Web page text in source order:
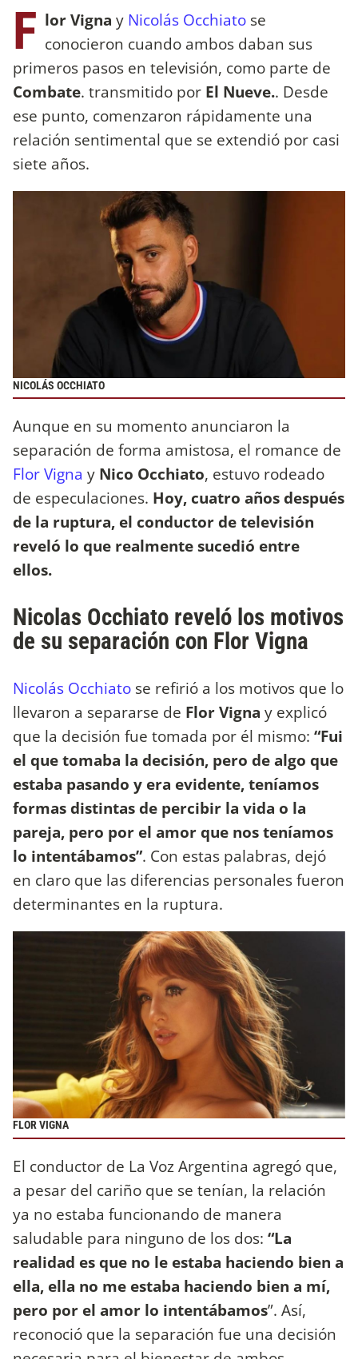
F lor Vigna y Nicolás Occhiato se
conocieron cuando ambos daban sus
primeros pasos en televisión, como parte de
Combate. transmitido por El Nueve.. Desde
ese punto, comenzaron rápidamente una
relación sentimental que se extendió por casi
siete años.
NICOLÁS OCCHIATO
Aunque en su momento anunciaron la
separación de forma amistosa, el romance de
Flor Vigna y Nico Occhiato, estuvo rodeado
de especulaciones. Hoy, cuatro años después
de la ruptura, el conductor de televisión
reveló lo que realmente sucedió entre
ellos.
Nicolas Occhiato reveló los motivos
de su separación con Flor Vigna
Nicolás Occhiato se refirió a los motivos que lo
llevaron a separarse de Flor Vigna y explicó
que la decisión fue tomada por él mismo: “Fui
el que tomaba la decisión, pero de algo que
estaba pasando y era evidente, teníamos
formas distintas de percibir la vida o la
pareja, pero por el amor que nos teníamos
lo intentábamos”. Con estas palabras, dejó
en claro que las diferencias personales fueron
determinantes en la ruptura.
FLOR VIGNA
El conductor de La Voz Argentina agregó que,
a pesar del cariño que se tenían, la relación
ya no estaba funcionando de manera
saludable para ninguno de los dos: “La
realidad es que no le estaba haciendo bien a
ella, ella no me estaba haciendo bien a mí,
pero por el amor lo intentábamos”. Así,
reconoció que la separación fue una decisión